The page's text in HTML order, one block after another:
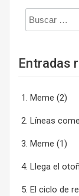
Buscar:
Entradas
Meme (2)
Líneas
Meme (1)
Llega el
El ciclo de